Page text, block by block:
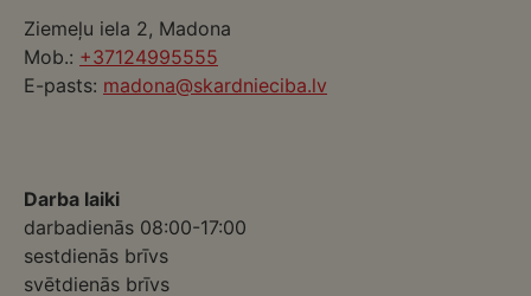
Ziemeļu iela 2, Madona
Mob.: +37124995555
E-pasts: madona@skardnieciba.lv
Darba laiki
darbadienās 08:00-17:00
sestdienās brīvs
svētdienās brīvs